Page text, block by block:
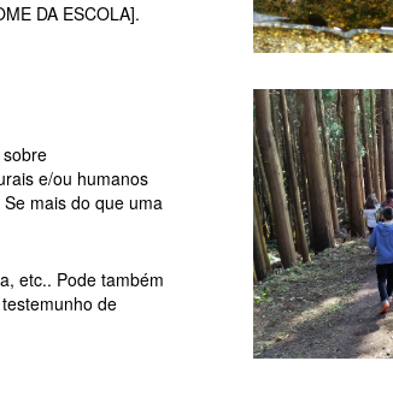
DA ESCOLA].
e/ou humanos
mais do que uma
etc.. Pode também
de